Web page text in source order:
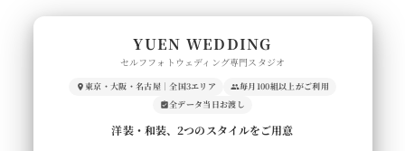
YUEN WEDDING
セルフフォトウェディング専門スタジオ
東京・大阪・名古屋｜全国3エリア
毎月100組以上がご利用
全データ当日お渡し
洋装・和装、2つのスタイルをご用意